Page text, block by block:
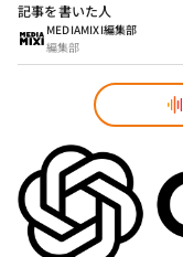
記事を書いた人
MEDIAMIXI編集部
編集部